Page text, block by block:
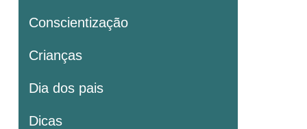
Conscientização
Crianças
Dia dos pais
Dicas